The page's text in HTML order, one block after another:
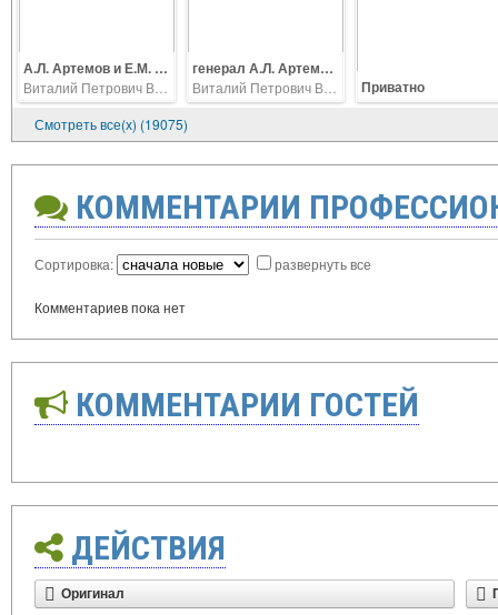
А.Л. Артемов и Е.М. Выскребенцев в полете генерал А.Л. Артемов, Е.М. Выскребенцев, Запад 2017
Приватно
Смотреть все(х) (19075)
КОММЕНТАРИИ
Сортировка: развернуть все
Комментариев пока нет
КОММЕНТАРИИ ГОСТЕЙ
ДЕЙСТВИЯ
Оригинал